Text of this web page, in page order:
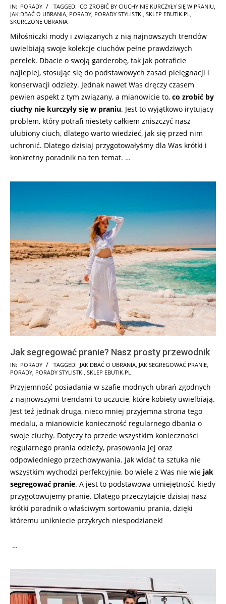
2024-
10-
IN: PORADY TAGGED: CO ZROBIĆ BY CIUCHY NIE KURCZYŁY SIĘ W PRANIU,
JAK DBAĆ O UBRANIA, PORADY, PORADY STYLISTKI, SKLEP EBUTIK.PL,
SKURCZONE UBRANIA
Miłośniczki mody i związanych z nią najnowszych trendów
uwielbiają swoje kolekcje ciuchów pełne prawdziwych
perełek. Dbacie o swoją garderobę, tak jak potraficie
najlepiej, stosując się do podstawowych zasad pielęgnacji i
konserwacji odzieży. Jednak nawet Was dręczy czasem
pewien aspekt z tym związany, a mianowicie to, co zrobić by
ciuchy nie kurczyły się w praniu. Jest to wyjątkowo irytujący
problem, który potrafi niestety całkiem zniszczyć nasz
ulubiony ciuch, dlatego warto wiedzieć, jak się przed nim
uchronić. Dlatego dzisiaj przygotowałyśmy dla Was krótki i
konkretny poradnik na ten temat. …
Jak segregować pranie? Nasz prosty przewodnik
2024-
10-
09
IN: PORADY TAGGED: JAK DBAĆ O UBRANIA, JAK SEGREGOWAĆ PRANIE,
PORADY, PORADY STYLISTKI, SKLEP EBUTIK.PL
Przyjemność posiadania w szafie modnych ubrań zgodnych
z najnowszymi trendami to uczucie, które kobiety uwielbiają.
Jest też jednak druga, nieco mniej przyjemna strona tego
medalu, a mianowicie konieczność regularnego dbania o
swoje ciuchy. Dotyczy to przede wszystkim konieczności
regularnego prania odzieży, prasowania jej oraz
odpowiedniego przechowywania. Jak widać ta sztuka nie
wszystkim wychodzi perfekcyjnie, bo wiele z Was nie wie jak
segregować pranie. A jest to podstawowa umiejętność, kiedy
przygotowujemy pranie. Dlatego przeczytajcie dzisiaj nasz
krótki poradnik o właściwym sortowaniu prania, dzięki
któremu unikniecie przykrych niespodzianek!
…